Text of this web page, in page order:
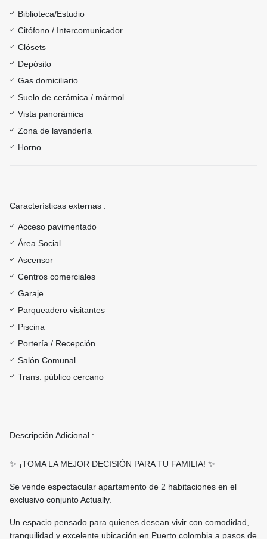
Biblioteca/Estudio
Citófono / Intercomunicador
Clósets
Depósito
Gas domiciliario
Suelo de cerámica / mármol
Vista panorámica
Zona de lavandería
Horno
Características externas :
Acceso pavimentado
Área Social
Ascensor
Centros comerciales
Garaje
Parqueadero visitantes
Piscina
Portería / Recepción
Salón Comunal
Trans. público cercano
Descripción Adicional :
✨ ¡TOMA LA MEJOR DECISIÓN PARA TU FAMILIA! ✨
Se vende espectacular apartamento de 2 habitaciones en el
exclusivo conjunto Actually.
Un espacio pensado para quienes desean vivir con comodidad,
tranquilidad y excelente ubicación en Puerto colombia a pasos de